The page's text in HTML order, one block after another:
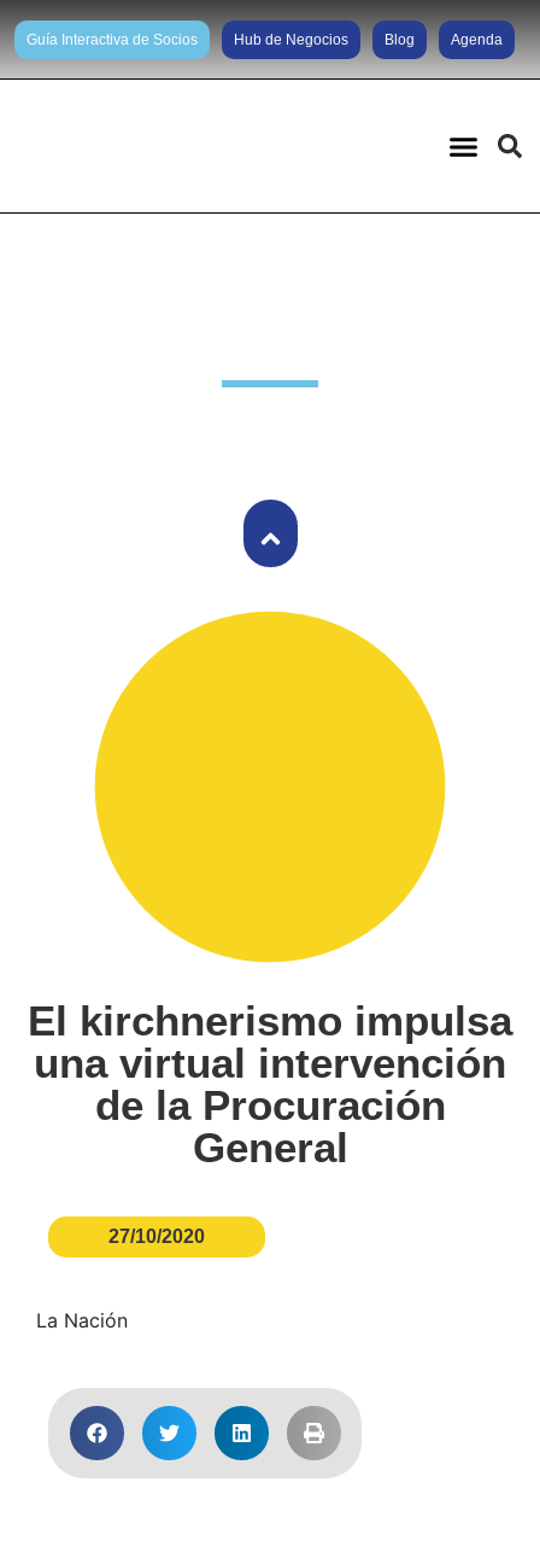
Guía Interactiva de Socios Hub de Negocios Blog Agenda
El kirchnerismo impulsa
una virtual intervención
de la Procuración
General
27/10/2020
La Nación